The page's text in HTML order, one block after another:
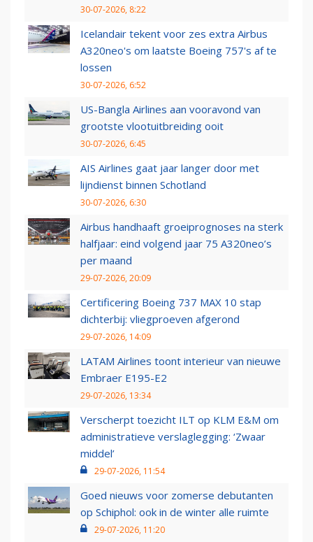
30-07-2026, 8:22
Icelandair tekent voor zes extra Airbus
A320neo's om laatste Boeing 757's af te
lossen
30-07-2026, 6:52
US-Bangla Airlines aan vooravond van
grootste vlootuitbreiding ooit
30-07-2026, 6:45
AIS Airlines gaat jaar langer door met
lijndienst binnen Schotland
30-07-2026, 6:30
Airbus handhaaft groeiprognoses na sterk
halfjaar: eind volgend jaar 75 A320neo’s
per maand
29-07-2026, 20:09
Certificering Boeing 737 MAX 10 stap
dichterbij: vliegproeven afgerond
29-07-2026, 14:09
LATAM Airlines toont interieur van nieuwe
Embraer E195-E2
29-07-2026, 13:34
Verscherpt toezicht ILT op KLM E&M om
administratieve verslaglegging: ‘Zwaar
middel’
29-07-2026, 11:54
Goed nieuws voor zomerse debutanten
op Schiphol: ook in de winter alle ruimte
29-07-2026, 11:20